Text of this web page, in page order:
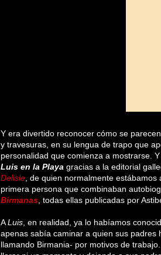
Y era divertido reconocer cómo se
y travesuras, en su lengua de trapo que
personalidad que comienza a mostrarse.
Luis en la Playa gracias a la editorial
Delisle , de quien normalmente
primera persona que combinaban
Birmanas , todas ellas publicadas por
ALuis , en realidad, ya lo habíamos
apenas sabía caminar a quien sus
llamando Birmania- por motivos de